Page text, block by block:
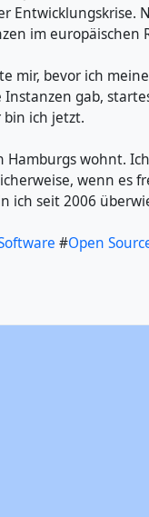
Entwicklungskrise.
im europäischen
mir, bevor ich
gab,
bin ich jetzt.
wohnt.
wenn es
ich seit 2006
#Open